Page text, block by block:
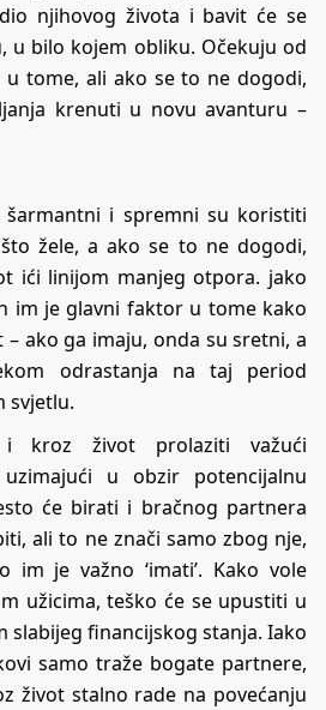
njihovog života i bavit će se
u bilo kojem obliku. Očekuju od
tome, ali ako se to ne dogodi,
krenuti u novu avanturu –
šarmantni i spremni su koristiti
žele, a ako se to ne dogodi,
ići linijom manjeg otpora. jako
im je glavni faktor u tome kako
– ako ga imaju, onda su sretni, a
odrastanja na taj period
svjetlu.
kroz život prolaziti važući
u obzir potencijalnu
će birati i bračnog partnera
ali to ne znači samo zbog nje,
im je važno ‘imati’. Kako vole
užicima, teško će se upustiti u
slabijeg financijskog stanja. Iako
samo traže bogate partnere,
život stalno rade na povećanju